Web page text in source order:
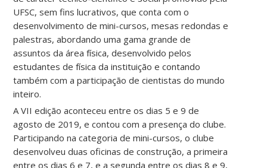
UFSC, sem fins lucrativos, que conta com o
desenvolvimento de mini-cursos, mesas redondas e
palestras, abordando uma gama grande de
assuntos da área física, desenvolvido pelos
estudantes de física da instituição e contando
também com a participação de cientistas do mundo
inteiro.
A VII edição aconteceu entre os dias 5 e 9 de
agosto de 2019, e contou com a presença do clube.
Participando na categoria de mini-cursos, o clube
desenvolveu duas oficinas de construção, a primeira
entre os dias 6 e 7, e a segunda entre os dias 8 e 9,